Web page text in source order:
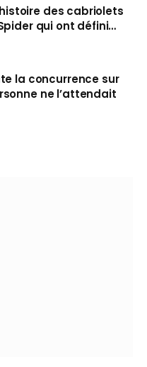
des cabriolets
qui ont défini
au vent
la concurrence sur
ne l’attendait